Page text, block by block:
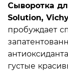
Сыворотка
Solution,
пробуждает
густые